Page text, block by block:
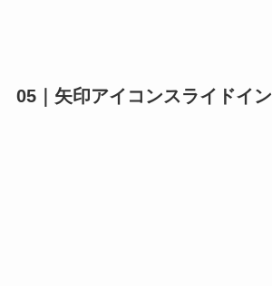
05｜矢印アイコンスライドイン